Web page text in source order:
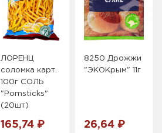
ЛОРЕНЦ
соломка карт.
100г СОЛЬ
"Pomsticks"
(20шт)
165,74 ₽
8250 Дрожжи
"ЭКОКрым" 11г
26,64 ₽